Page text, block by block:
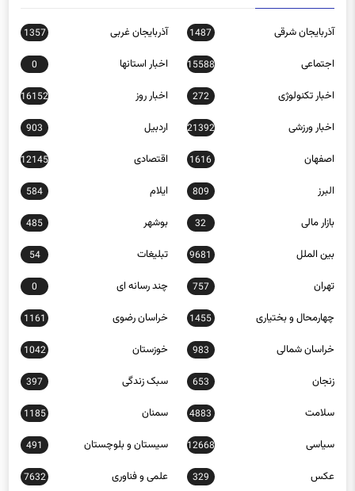
دسته بندی موضوعات
آذربایجان شرقی 1487 آذربایجان غربی 1357
اجتماعی 15588 اخبار استانها 0
اخبار تکنولوژی 272 اخبار روز 16152
اخبار ورزشی 21392 اردبیل 903
اصفهان 1616 اقتصادی 12145
البرز 809
584
بازار مالی 32 بوشهر 485
بین الملل 9681 تبلیغات 54
تهران 757 چند رسانه ای 0
چهارمحال و بختیاری 1455 خراسان رضوی 1161
خراسان شمالی 983 خوزستان 1042
زنجان 653 سبک زندگی 397
سلامت 4883 سمنان 1185
سیاسی 12668 سیستان و بلوچستان 491